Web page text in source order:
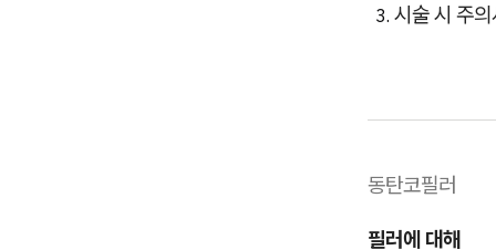
시술 시 주
동탄코필러
필러에 대해